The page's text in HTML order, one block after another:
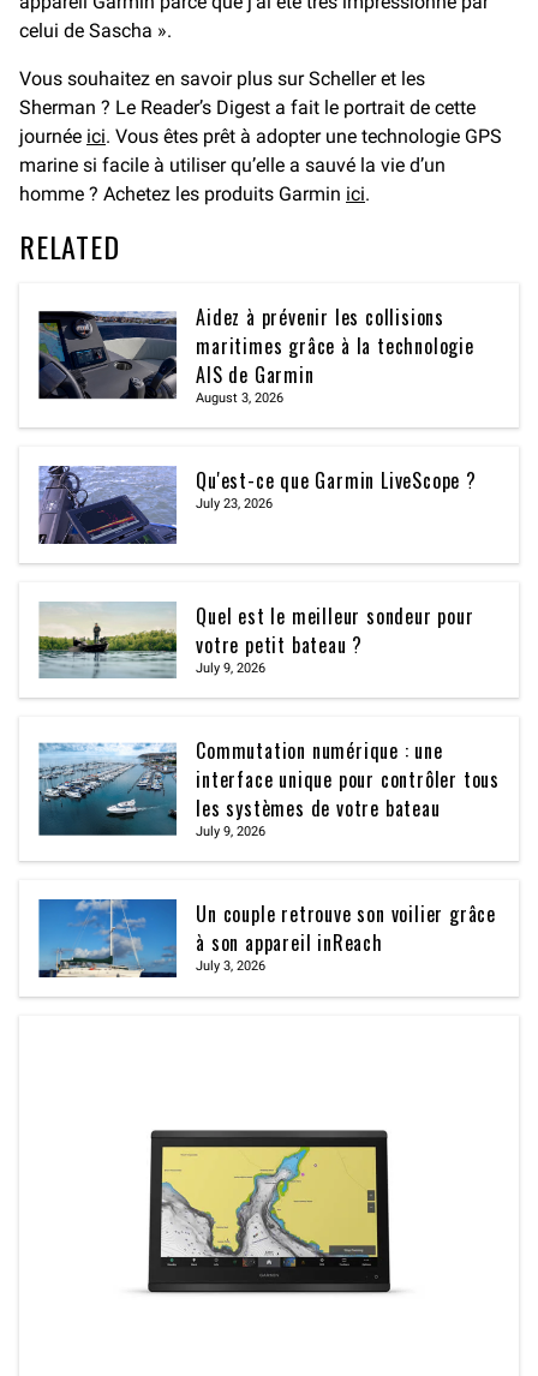
celui de Sascha ».
Vous souhaitez en savoir plus sur Scheller et les
Sherman ? Le Reader’s Digest a fait le portrait de cette
journée ici. Vous êtes prêt à adopter une technologie GPS
marine si facile à utiliser qu’elle a sauvé la vie d’un
homme ? Achetez les produits Garmin ici.
RELATED
Aidez à prévenir les collisions
maritimes grâce à la technologie
AIS de Garmin
August 3, 2026
Qu'est-ce que Garmin LiveScope ?
July 23, 2026
Quel est le meilleur sondeur pour
votre petit bateau ?
July 9, 2026
Commutation numérique : une
interface unique pour contrôler tous
les systèmes de votre bateau
July 9, 2026
Un couple retrouve son voilier grâce
à son appareil inReach
July 3, 2026